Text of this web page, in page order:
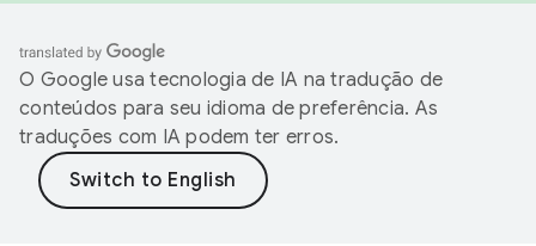
O Google usa tecnologia de IA na tradução de
conteúdos para seu idioma de preferência. As
traduções com IA podem ter erros.